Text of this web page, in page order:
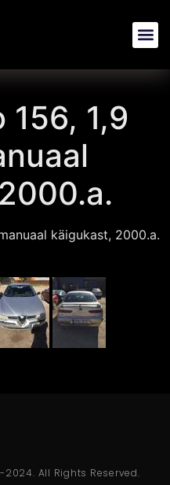
156, 1,9
käigukast, 2000.a.
All Rights Reserved.